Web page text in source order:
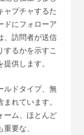
ャプチャするた
ドにフォローア
、訪問者が送信
るかを示すこ
供します。
ルドタイプ、無
れています。
ーム、ほとんど
要な、